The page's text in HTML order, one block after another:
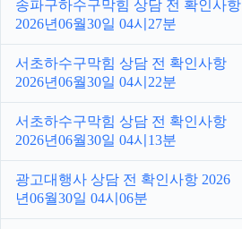
송파구하수구막힘 상담 전 확인사항
2026년06월30일 04시27분
서초하수구막힘 상담 전 확인사항
2026년06월30일 04시22분
서초하수구막힘 상담 전 확인사항
2026년06월30일 04시13분
광고대행사 상담 전 확인사항 2026
년06월30일 04시06분